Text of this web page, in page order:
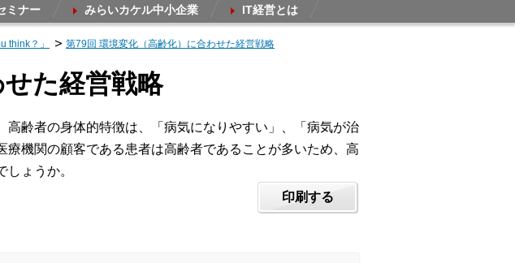
ミナー みらいカケル中小企業 IT経営とは
think？」 第79回 環境変化（高齢化）に合わせた経営戦略
た経営戦略
齢者の身体的特徴は、「病気になりやすい」、「病気が治
機関の顧客である患者は高齢者であることが多いため、高
ょうか。
印刷する